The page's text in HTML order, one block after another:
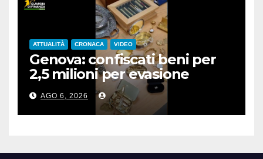
ATTUALITÀ CRONACA VIDEO
Genova: confiscati beni per
2,5 milioni per evasione
fiscale
AGO 6, 2026